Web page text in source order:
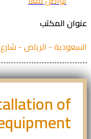
المكتب
- الرياض - شارع
of